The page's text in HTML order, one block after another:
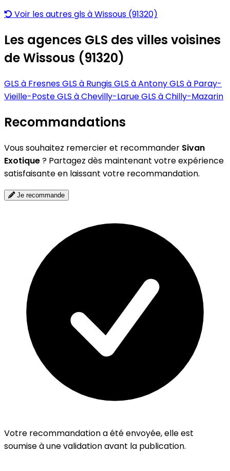
Voir les autres gls à Wissous (91320)
Les agences GLS des villes voisines
de Wissous (91320)
GLS à FresnesGLS à RungisGLS à AntonyGLS à Paray-
Vieille-PosteGLS à Chevilly-LarueGLS à Chilly-Mazarin
Recommandations
Vous souhaitez remercier et recommander Sivan
Exotique? Partagez dès maintenant votre expérience
satisfaisante en laissant votre recommandation.
Je recommande
Votre recommandation a été envoyée, elle est
soumise à une validation avant la publication.